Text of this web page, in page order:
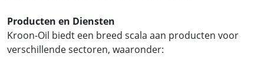
Producten en Diensten
Kroon-Oil biedt een breed scala aan producten voor
verschillende sectoren, waaronder: